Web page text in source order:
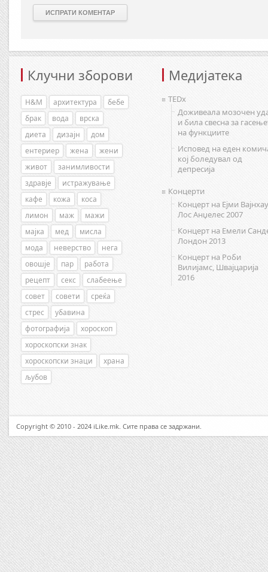
Клучни зборови
H&M архитектура
бебе
брак
вода
врска
диета
дизајн
дом
ентериер
жена
жени
живот
занимливости
здравје
истражување
кафе
кожа
коса
лимон
маж
мажи
мајка
мед
мисла
мода
неверство
нега
овошје
пар
работа
рецепт
секс
слабеење
совет
совети
среќа
стрес
убавина
фотографија
хороскоп
хороскопски знак
хороскопски знаци
храна
љубов
Медијатека
TEDx
Доживеала мозочен
и била свесна за
на функциите
Исповед на еден
кој боледувал од
депресија
Концерти
Концерт на Ејми
Лос Анџелес 2007
Концерт на Емели
Лондон 2013
Концерт на Роби
Вилијамс, Швајцарија
2016
Copyright © 2010 - 2024 iLike.mk. Сите права се задржани.